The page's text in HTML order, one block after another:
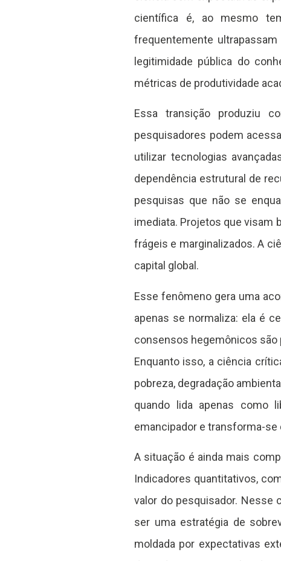
científica é, ao mesmo
frequentemente
legitimidade pública do
métricas de produtividade
Essa transição produziu
pesquisadores podem
utilizar tecnologias
dependência estrutural de
pesquisas que não se
imediata. Projetos que visam
frágeis e marginalizados. A
capital global.
Esse fenômeno gera uma
apenas se normaliza: ela é
consensos hegemônicos
Enquanto isso, a ciência
pobreza, degradação
quando lida apenas como
emancipador e transforma-se
A situação é ainda mais
Indicadores quantitativos,
valor do pesquisador. Nesse
ser uma estratégia de
moldada por expectativas